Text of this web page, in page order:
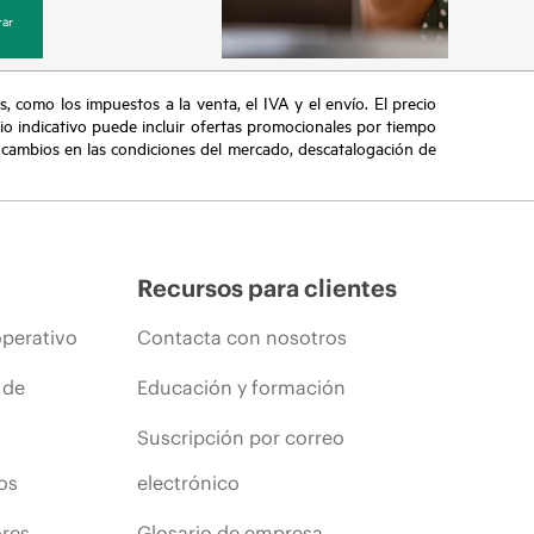
los impuestos a la venta, el IVA y el envío. El precio
indicativo puede incluir ofertas promocionales por tiempo
en las condiciones del mercado, descatalogación de
Recursos para clientes
Contacta con nosotros
Educación y formación
Suscripción por correo
electrónico